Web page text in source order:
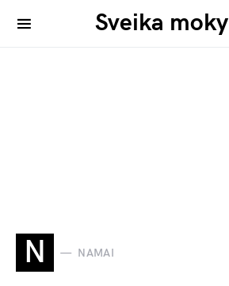
Sveika
N NAMAI